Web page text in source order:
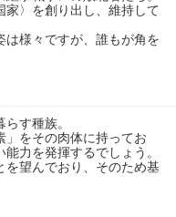
家〉を創り出し、維持して
は様々ですが、誰もが角を
す種族。
」をその肉体に持ってお
力を発揮するでしょう。
望んでおり、そのため基